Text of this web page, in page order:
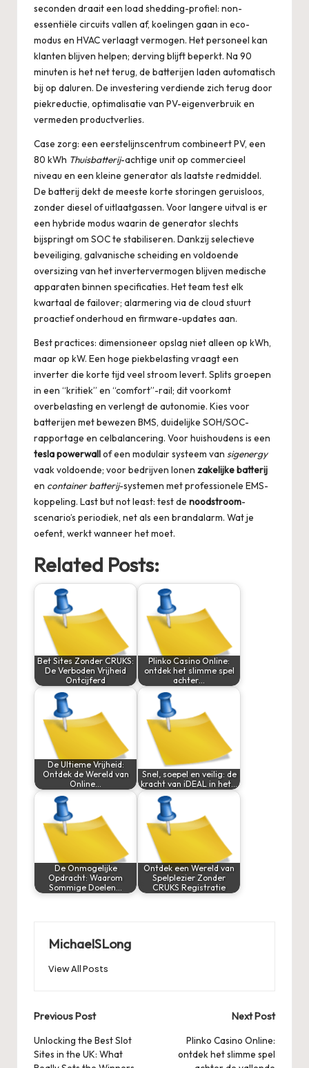
seconden draait een load shedding-profiel: non-
essentiële circuits vallen af, koelingen gaan in eco-
modus en HVAC verlaagt vermogen. Het personeel kan
klanten blijven helpen; derving blijft beperkt. Na 90
minuten is het net terug, de batterijen laden automatisch
bij op daluren. De investering verdiende zich terug door
piekreductie, optimalisatie van PV-eigenverbruik en
vermeden productverlies.
Case zorg: een eerstelijnscentrum combineert PV, een
80 kWh Thuisbatterij-achtige unit op commercieel
niveau en een kleine generator als laatste redmiddel.
De batterij dekt de meeste korte storingen geruisloos,
zonder diesel of uitlaatgassen. Voor langere uitval is er
een hybride modus waarin de generator slechts
bijspringt om SOC te stabiliseren. Dankzij selectieve
beveiliging, galvanische scheiding en voldoende
oversizing van het invertervermogen blijven medische
apparaten binnen specificaties. Het team test elk
kwartaal de failover; alarmering via de cloud stuurt
proactief onderhoud en firmware-updates aan.
Best practices: dimensioneer opslag niet alleen op kWh,
maar op kW. Een hoge piekbelasting vraagt een
inverter die korte tijd veel stroom levert. Splits groepen
in een “kritiek” en “comfort”-rail; dit voorkomt
overbelasting en verlengt de autonomie. Kies voor
batterijen met bewezen BMS, duidelijke SOH/SOC-
rapportage en celbalancering. Voor huishoudens is een
tesla powerwallof een modulair systeem van sigenergy
vaak voldoende; voor bedrijven lonen zakelijke batterij
en container batterij-systemen met professionele EMS-
koppeling. Last but not least: test de noodstroom-
scenario’s periodiek, net als een brandalarm. Wat je
oefent, werkt wanneer het moet.
Related Posts:
Bet Sites Zonder CRUKS:
De Verboden Vrijheid
Ontcijferd
Plinko Casino Online:
ontdek het slimme spel
achter…
De Ultieme Vrijheid:
Ontdek de Wereld van
Online…
Snel, soepel en veilig: de
kracht van iDEAL in het…
De Onmogelijke
Opdracht: Waarom
Sommige Doelen…
Ontdek een Wereld van
Spelplezier Zonder
CRUKS Registratie
MichaelSLong
View All Posts
Post
navigation
Previous Post
Unlocking the Best Slot
Sites in the UK: What
Next Post
Plinko Casino Online:
ontdek het slimme spel